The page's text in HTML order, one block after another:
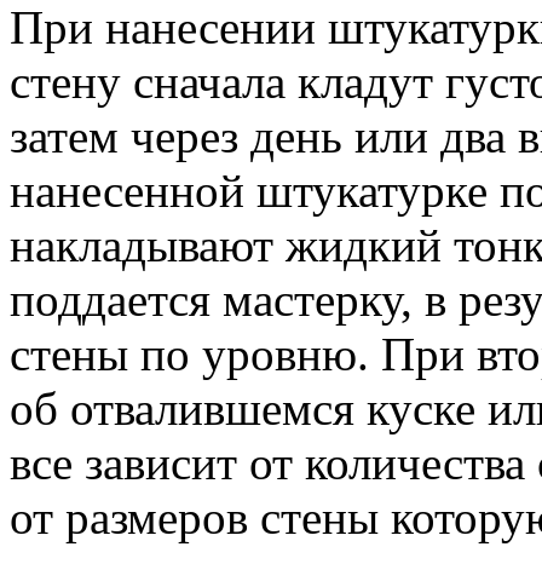
При нанесении
стену сначала кладут
затем через день или
нанесенной штукатурке
накладывают жидкий
поддается мастерку, в
стены по уровню. При
об отвалившемся куске
все зависит от
от размеров стены